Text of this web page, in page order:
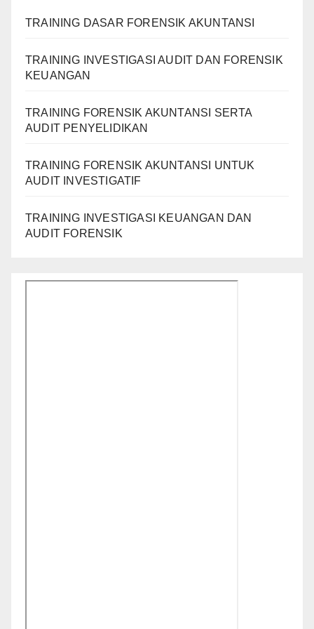
TRAINING DASAR FORENSIK AKUNTANSI
TRAINING INVESTIGASI AUDIT DAN FORENSIK
KEUANGAN
TRAINING FORENSIK AKUNTANSI SERTA
AUDIT PENYELIDIKAN
TRAINING FORENSIK AKUNTANSI UNTUK
AUDIT INVESTIGATIF
TRAINING INVESTIGASI KEUANGAN DAN
AUDIT FORENSIK